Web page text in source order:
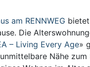
am RENNWEG
Die
– Living Every Age»
Nähe zum